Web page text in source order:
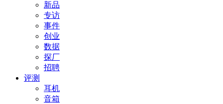
新品
专访
事件
创业
数据
探厂
招聘
评测
耳机
音箱